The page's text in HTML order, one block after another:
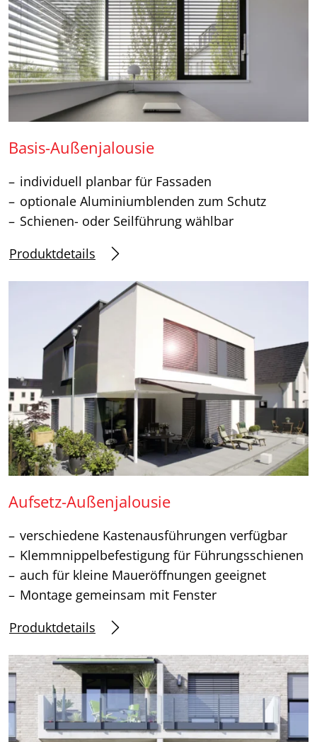
Basis-Außenjalousie
individuell planbar für Fassaden
optionale Aluminiumblenden zum Schutz
Schienen- oder Seilführung wählbar
Produktdetails
Aufsetz-Außenjalousie
verschiedene Kastenausführungen verfügbar
Klemmnippelbefestigung für Führungsschienen
auch für kleine Maueröffnungen geeignet
Montage gemeinsam mit Fenster
Produktdetails